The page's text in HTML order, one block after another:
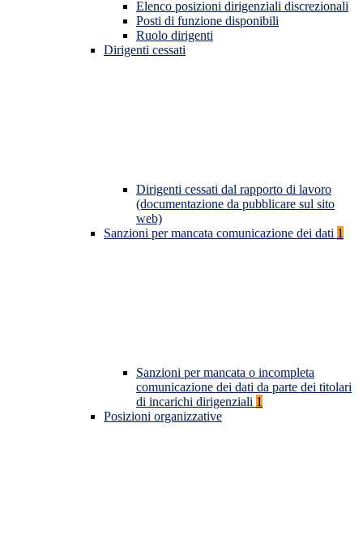
Elenco posizioni dirigenziali discrezionali
Posti di funzione disponibili
Ruolo dirigenti
Dirigenti cessati
Dirigenti cessati dal rapporto di lavoro
(documentazione da pubblicare sul sito
web)
Sanzioni per mancata comunicazione dei dati 1
Sanzioni per mancata o incompleta
comunicazione dei dati da parte dei titolari
di incarichi dirigenziali 1
Posizioni organizzative